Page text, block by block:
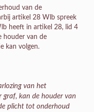
van de
artikel 28 Wlb spreek
heeft in artikel 28, lid 4
houder van de
kan volgen.
van het
graf, kan de houder van
plicht tot onderhoud